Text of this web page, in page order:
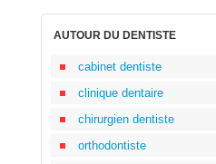
AUTOUR DU DENTISTE
cabinet dentiste
clinique dentaire
chirurgien dentiste
orthodontiste